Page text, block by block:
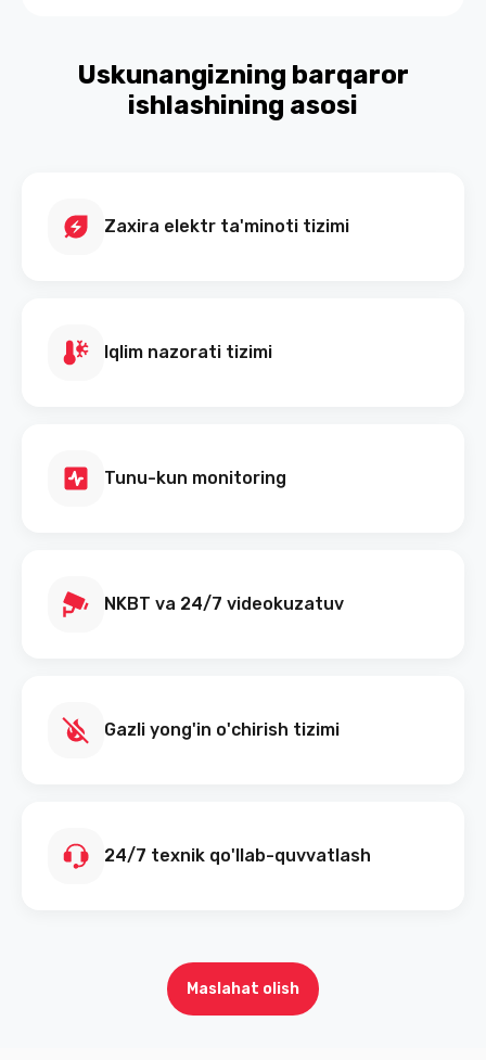
Uskunangizning barqaror
ishlashining asosi
Zaxira elektr ta'minoti tizimi
Iqlim nazorati tizimi
Tunu-kun monitoring
NKBT va 24/7 videokuzatuv
Gazli yong'in o'chirish tizimi
24/7 texnik qo'llab-quvvatlash
Maslahat olish